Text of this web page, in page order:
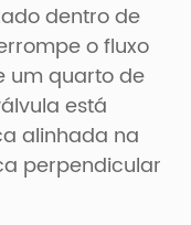
dentro de
o fluxo
um quarto de
está
alinhada na
perpendicular